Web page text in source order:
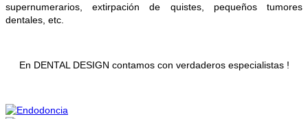
supernumerarios, extirpación de quistes, pequeños tumores
dentales, etc.
En DENTAL DESIGN contamos con verdaderos especialistas !